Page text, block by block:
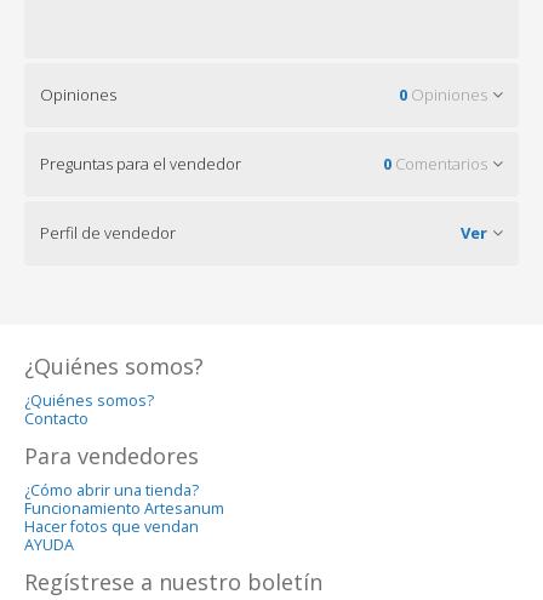
Opiniones 0 Opiniones
Preguntas para el vendedor 0 Comentarios
Perfil de vendedor Ver
¿Quiénes somos?
¿Quiénes somos?
Contacto
Para vendedores
¿Cómo abrir una tienda?
Funcionamiento Artesanum
Hacer fotos que vendan
AYUDA
Regístrese a nuestro boletín